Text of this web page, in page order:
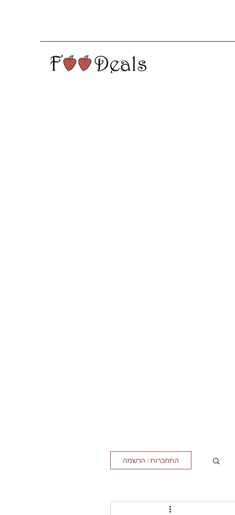
התחברות / הרשמה